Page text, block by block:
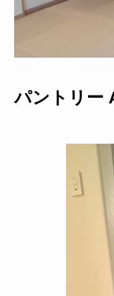
パントリー